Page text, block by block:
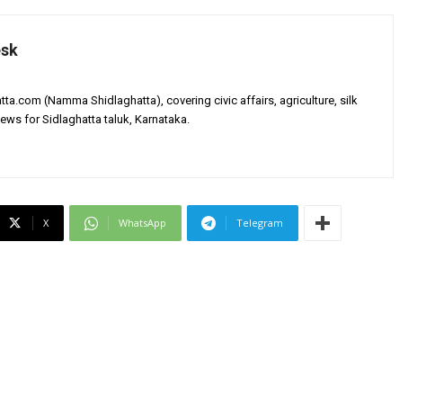
(Namma Shidlaghatta), covering civic affairs, agriculture, silk
for Sidlaghatta taluk, Karnataka.
X WhatsApp Telegram